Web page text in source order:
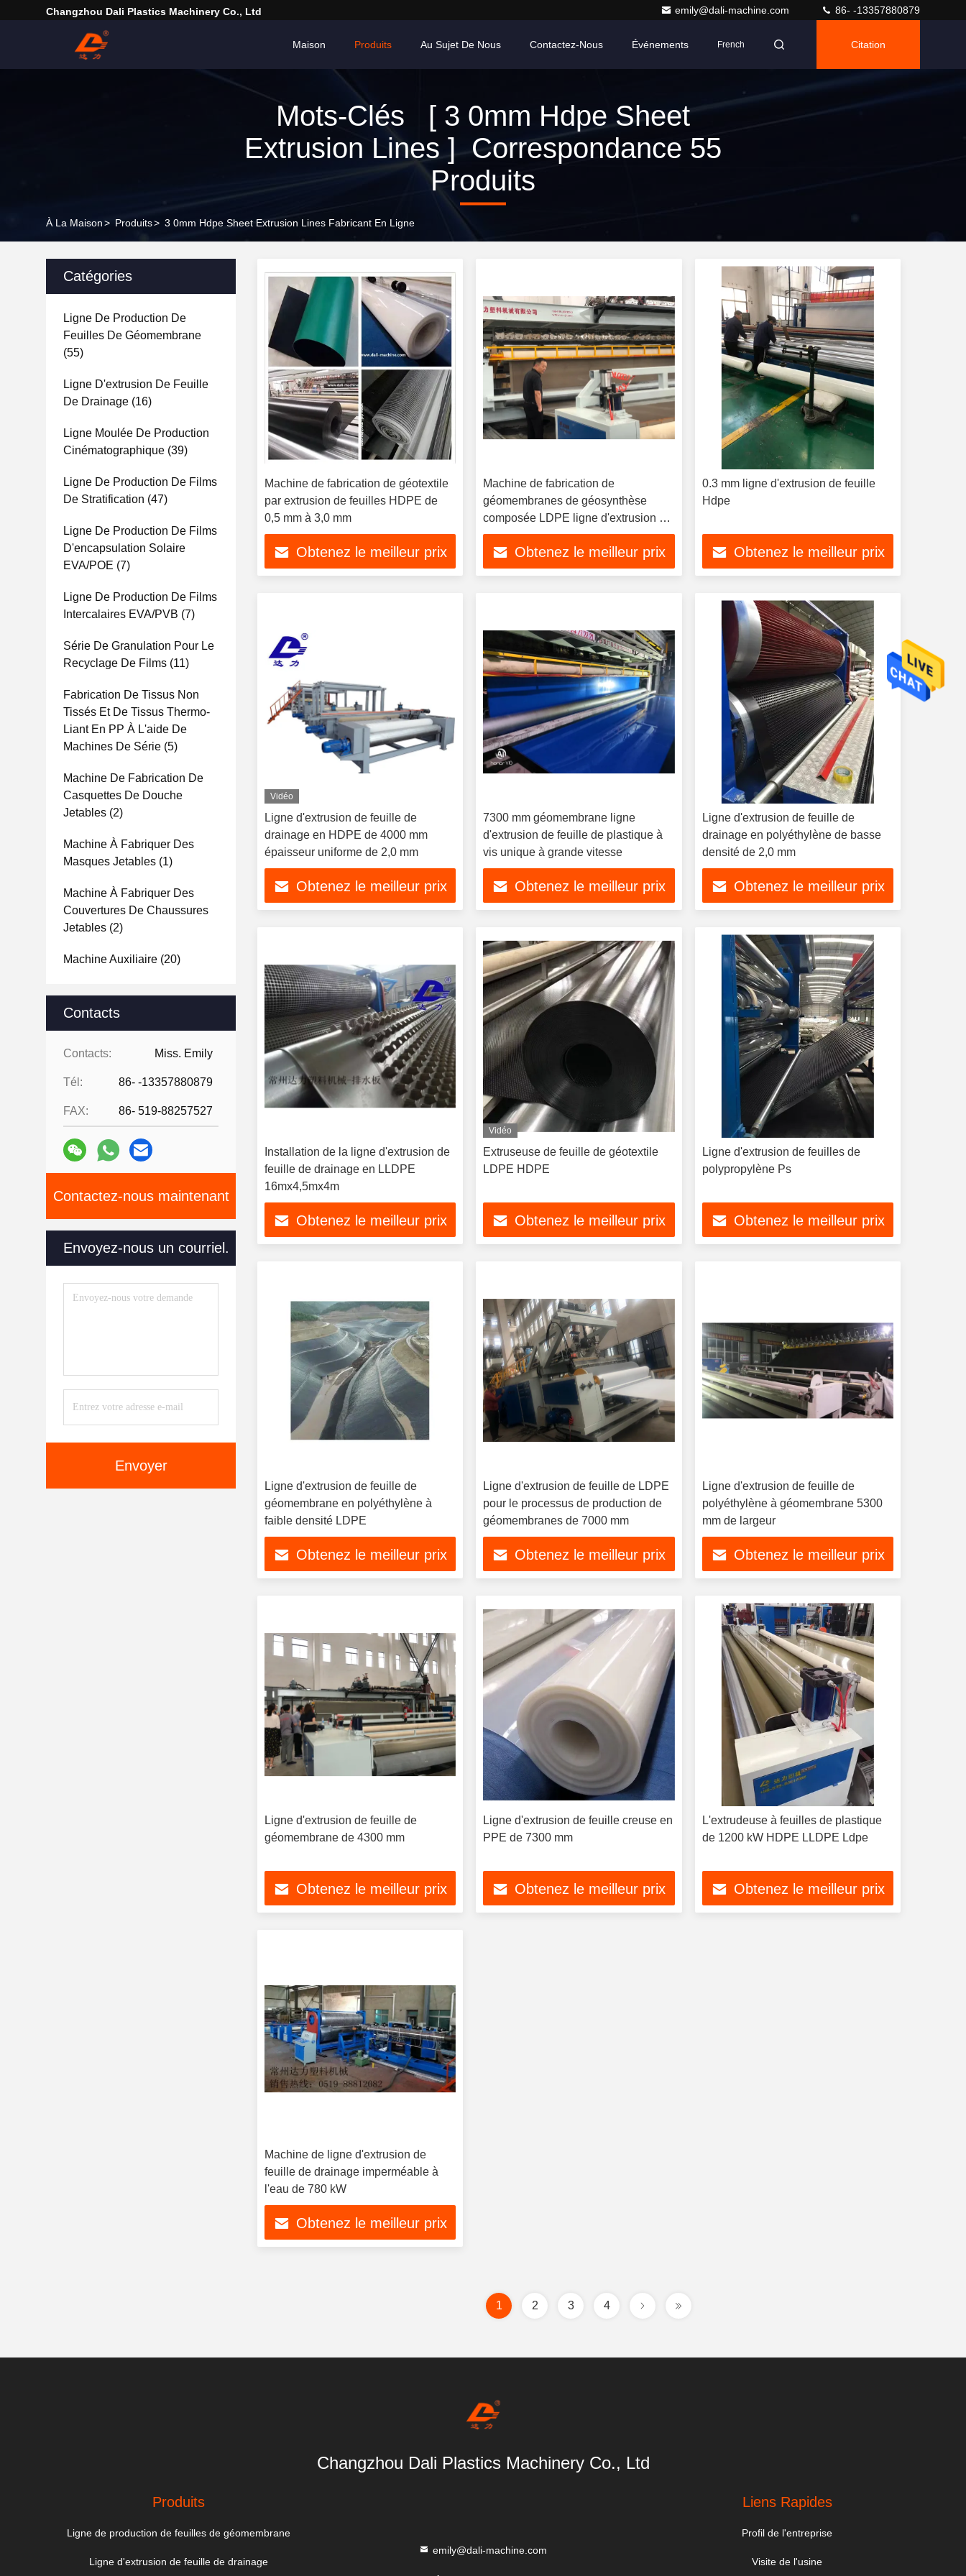
Changzhou Dali Plastics Machinery Co., Ltd emily@dali-machine.com 86- -13357880879
Maison Produits Au Sujet De Nous Contactez-Nous Événements French Citation
Mots-Clés [ 3 0mm Hdpe Sheet
Extrusion Lines ] Correspondance 55
Produits
À La Maison> Produits> 3 0mm Hdpe Sheet Extrusion Lines Fabricant En Ligne
Catégories
Ligne De Production De
Feuilles De Géomembrane
(55)
Ligne D'extrusion De Feuille
De Drainage (16)
Ligne Moulée De Production
Cinématographique (39)
Ligne De Production De Films
De Stratification (47)
Ligne De Production De Films
D'encapsulation Solaire
EVA/POE (7)
Ligne De Production De Films
Intercalaires EVA/PVB (7)
Série De Granulation Pour Le
Recyclage De Films (11)
Fabrication De Tissus Non
Tissés Et De Tissus Thermo-
Liant En PP À L'aide De
Machines De Série (5)
Machine De Fabrication De
Casquettes De Douche
Jetables (2)
Machine À Fabriquer Des
Masques Jetables (1)
Machine À Fabriquer Des
Couvertures De Chaussures
Jetables (2)
Machine Auxiliaire (20)
Contacts
Contacts: Miss. Emily
Tél: 86- -13357880879
FAX: 86- 519-88257527
Contactez-nous maintenant
Envoyez-nous un courriel.
Envoyer
Machine de fabrication de géotextile
par extrusion de feuilles HDPE de
0,5 mm à 3,0 mm
Obtenez le meilleur prix
Machine de fabrication de
géomembranes de géosynthèse
composée LDPE ligne d'extrusion de
feuille HDPE
Obtenez le meilleur prix
0.3 mm ligne d'extrusion de feuille
Hdpe
Obtenez le meilleur prix
Vidéo
Ligne d'extrusion de feuille de
drainage en HDPE de 4000 mm
épaisseur uniforme de 2,0 mm
Obtenez le meilleur prix
7300 mm géomembrane ligne
d'extrusion de feuille de plastique à
vis unique à grande vitesse
Obtenez le meilleur prix
Ligne d'extrusion de feuille de
drainage en polyéthylène de basse
densité de 2,0 mm
Obtenez le meilleur prix
Installation de la ligne d'extrusion de
feuille de drainage en LLDPE
16mx4,5mx4m
Obtenez le meilleur prix
Vidéo
Extruseuse de feuille de géotextile
LDPE HDPE
Obtenez le meilleur prix
Ligne d'extrusion de feuilles de
polypropylène Ps
Obtenez le meilleur prix
Ligne d'extrusion de feuille de
géomembrane en polyéthylène à
faible densité LDPE
Obtenez le meilleur prix
Ligne d'extrusion de feuille de LDPE
pour le processus de production de
géomembranes de 7000 mm
Obtenez le meilleur prix
Ligne d'extrusion de feuille de
polyéthylène à géomembrane 5300
mm de largeur
Obtenez le meilleur prix
Ligne d'extrusion de feuille de
géomembrane de 4300 mm
Obtenez le meilleur prix
Ligne d'extrusion de feuille creuse en
PPE de 7300 mm
Obtenez le meilleur prix
L'extrudeuse à feuilles de plastique
de 1200 kW HDPE LLDPE Ldpe
Obtenez le meilleur prix
Machine de ligne d'extrusion de
feuille de drainage imperméable à
l'eau de 780 kW
Obtenez le meilleur prix
1 2 3 4
Changzhou Dali Plastics Machinery Co., Ltd
Produits
Ligne de production de feuilles de géomembrane
Ligne d'extrusion de feuille de drainage
emily@dali-machine.com
Liens Rapides
Profil de l'entreprise
Visite de l'usine